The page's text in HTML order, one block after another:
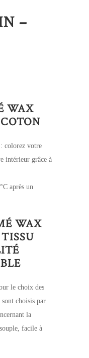
–
WAX
colorez votre
intérieur grâce à
après un
WAX
le choix des
choisis par
la
facile à